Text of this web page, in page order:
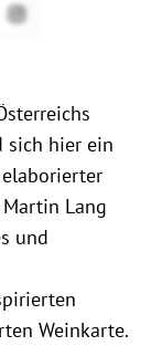
sich hier ein
Martin Lang
und
Weinkarte.